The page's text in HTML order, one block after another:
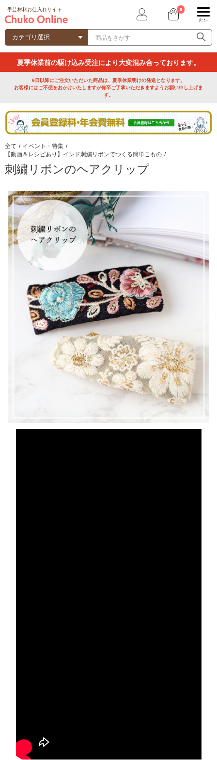
手芸材料お仕入れサイト 0
ﾒﾆｭｰ
夏季休業前の駆け込み受注により大変混み合っております。
6日以降にご注文いただいた商品は、夏季休業明けの発送となります。
お客様にはご不便をおかけいたしますが何卒ご了承いただきますようお願い申し上げま
す。
全て / イベント・特集 /
【動画＆レシピあり】インド刺繍リボンでつくる簡単こもの /
刺繍リボンのヘアクリップ